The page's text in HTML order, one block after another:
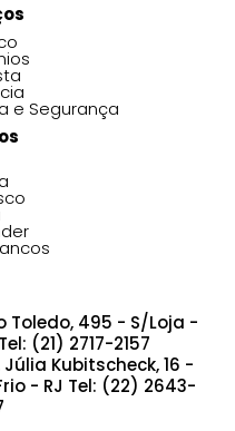
e Segurança
Toledo, 495 - S/Loja -
(21) 2717-2157
Júlia Kubitscheck, 16 -
- RJ Tel: (22) 2643-